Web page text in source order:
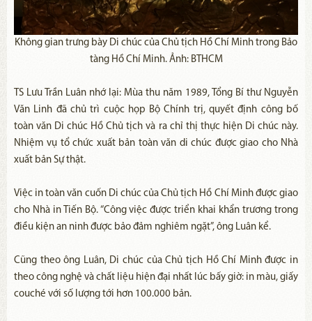
Không gian trưng bày Di chúc của Chủ tịch Hồ Chí Minh trong Bảo
tàng Hồ Chí Minh. Ảnh: BTHCM
TS Lưu Trần Luân nhớ lại: Mùa thu năm 1989, Tổng Bí thư Nguyễn
Văn Linh đã chủ trì cuộc họp Bộ Chính trị, quyết định công bố
toàn văn Di chúc Hồ Chủ tịch và ra chỉ thị thực hiện Di chúc này.
Nhiệm vụ tổ chức xuất bản toàn văn di chúc được giao cho Nhà
xuất bản Sự thật.
Việc in toàn văn cuốn Di chúc của Chủ tịch Hồ Chí Minh được giao
cho Nhà in Tiến Bộ. “Công việc được triển khai khẩn trương trong
điều kiện an ninh được bảo đảm nghiêm ngặt”, ông Luân kể.
Cũng theo ông Luân, Di chúc của Chủ tịch Hồ Chí Minh được in
theo công nghệ và chất liệu hiện đại nhất lúc bấy giờ: in màu, giấy
couché với số lượng tới hơn 100.000 bản.